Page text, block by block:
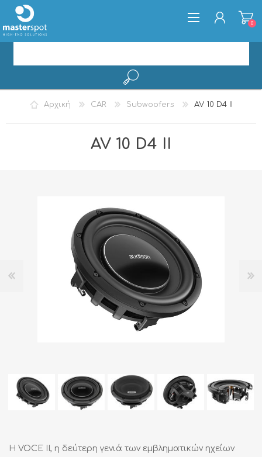
ΕΓΓΡΑΦΉ
0
Αρχική CAR Subwoofers AV 10 D4 II
AV 10 D4 II
Η VOCE II, η δεύτερη γενιά των εμβληματικών ηχείων